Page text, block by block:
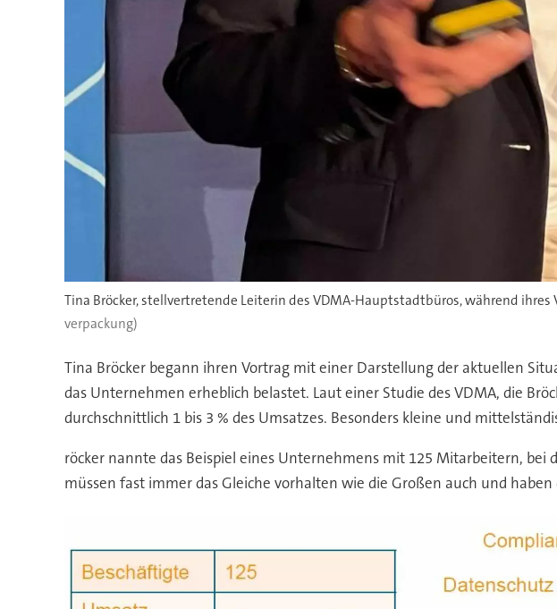
Tina Bröcker, stellvertretende Leiterin des VDMA-Hauptstadtbüros, während
verpackung)
Tina Bröcker begann ihren Vortrag mit einer Darstellung der aktuellen
das Unternehmen erheblich belastet. Laut einer Studie des VDMA, die
durchschnittlich 1 bis 3 % des Umsatzes. Besonders kleine und
röcker nannte das Beispiel eines Unternehmens mit 125 Mitarbeitern, bei
müssen fast immer das Gleiche vorhalten wie die Großen auch und